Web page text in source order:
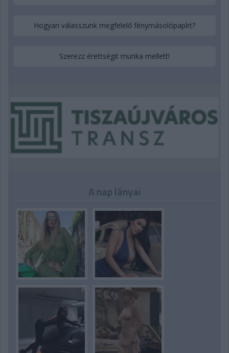
Hogyan válasszunk megfelelő fénymásolópapírt?
Szerezz érettségit munka mellett!
A nap lányai